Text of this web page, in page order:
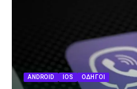
ANDROID IOS ΟΔΗΓΟΊ